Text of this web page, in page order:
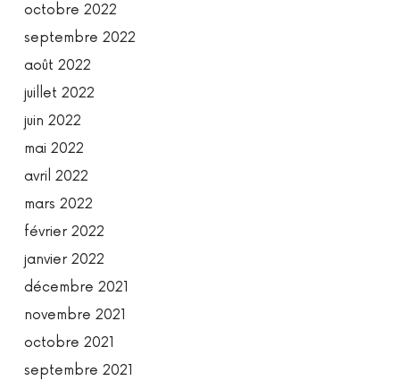
octobre 2022
septembre 2022
août 2022
juillet 2022
juin 2022
mai 2022
avril 2022
mars 2022
février 2022
janvier 2022
décembre 2021
novembre 2021
octobre 2021
septembre 2021